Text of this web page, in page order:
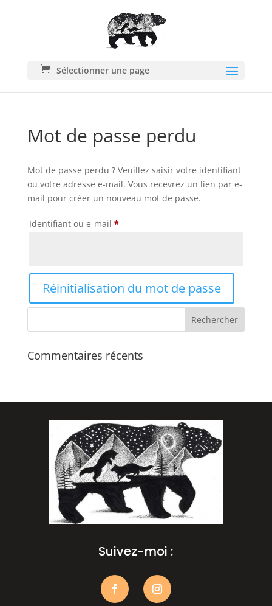
Sélectionner une page
Mot de passe perdu
Mot de passe perdu ? Veuillez saisir votre identifiant
ou votre adresse e-mail. Vous recevrez un lien par e-
mail pour créer un nouveau mot de passe.
Identifiant ou e-mail *Obligatoire
Réinitialisation du mot de passe
Commentaires récents
Suivez-moi :